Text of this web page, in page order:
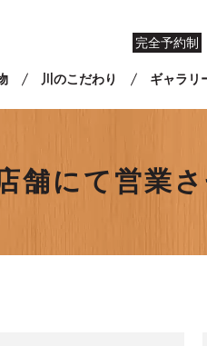
川のこだわり ギャラリ
完全予約制
舗にて営業さ